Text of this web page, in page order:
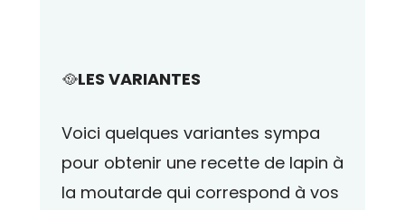
🥘LES VARIANTES
Voici quelques variantes sympa
pour obtenir une recette de lapin à
la moutarde qui correspond à vos